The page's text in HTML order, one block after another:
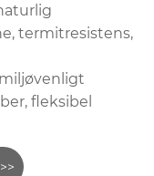
termitresistens,
fleksibel